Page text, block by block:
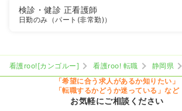
検診・健診 正看護師
日勤のみ（パート(非常勤)）
看護roo![カンゴルー] 看護roo! 転職 静岡県
「希望に合う求人があるか知りたい」
「転職するかどうか迷っている」など
お気軽にご相談ください